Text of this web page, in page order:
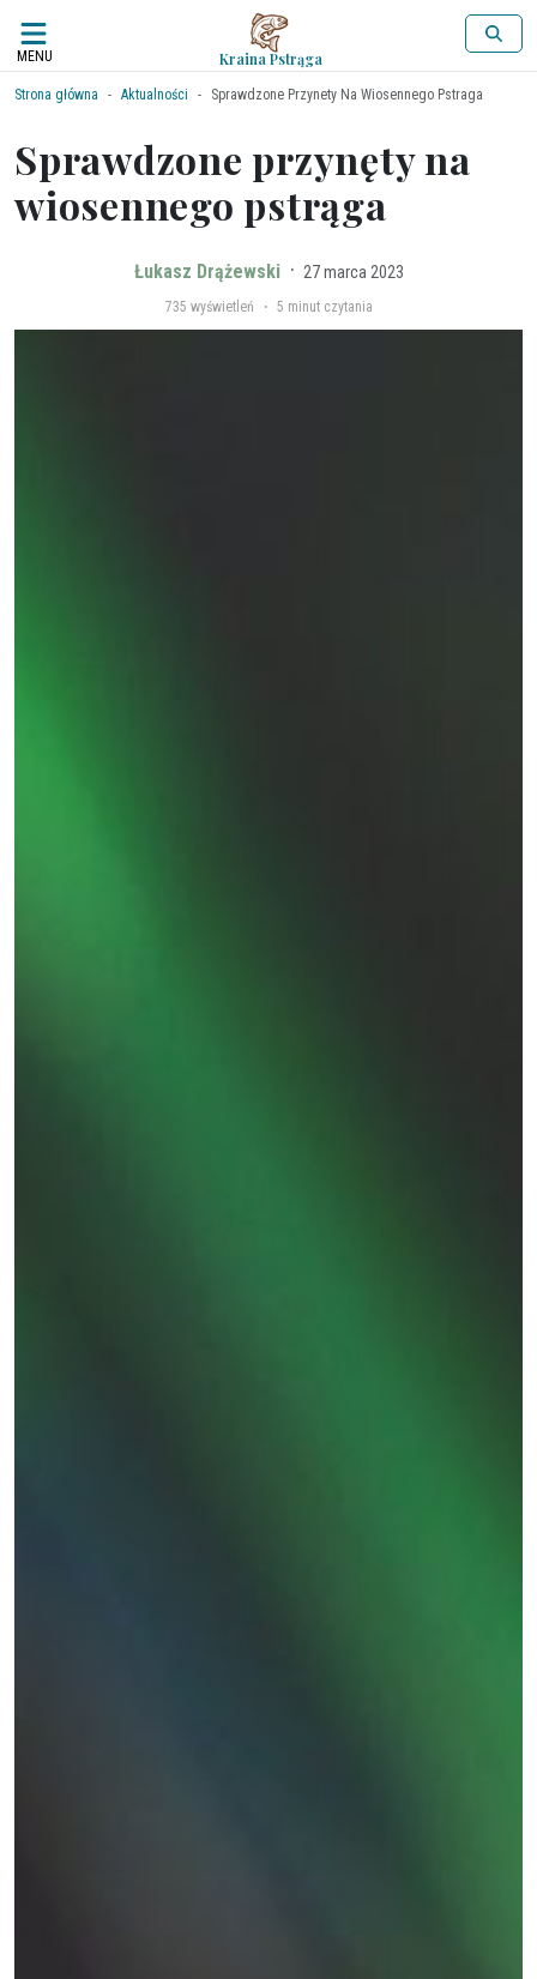
MENU Kraina Pstrąga
Strona główna Aktualności Sprawdzone Przynety Na Wiosennego Pstraga
Sprawdzone przynęty na
wiosennego pstrąga
Łukasz Drążewski · 27 marca 2023
735 wyświetleń · 5 minut czytania